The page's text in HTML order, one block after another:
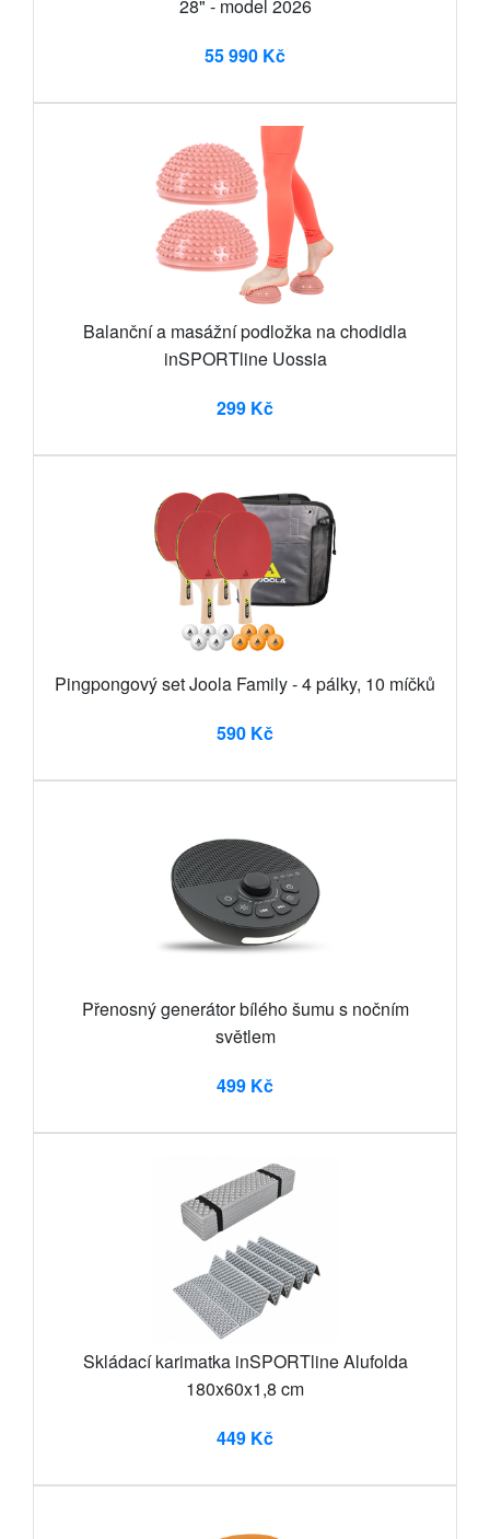
28" - model 2026
55 990 Kč
Balanční a masážní podložka na chodidla
inSPORTline Uossia
299 Kč
Pingpongový set Joola Family - 4 pálky, 10 míčků
590 Kč
Přenosný generátor bílého šumu s nočním
světlem
499 Kč
Skládací karimatka inSPORTline Alufolda
180x60x1,8 cm
449 Kč